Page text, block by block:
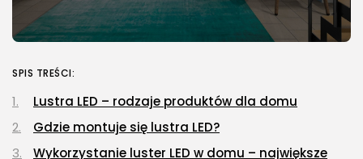
Ciekawostki
Lattafa Asad – gdzie kupić?
3 SIERPNIA, 2026
Obiady w łódzkim biurowcu: co
wybrać,...
OPUBLIKOWAŁ: REDAKCJA
SPIS TREŚCI:
Lustra LED – rodzaje produktów dla domu
Gdzie montuje się lustra LED?
Wykorzystanie luster LED w domu – największe